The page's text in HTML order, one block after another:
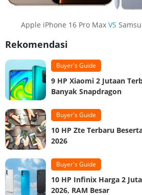
Apple iPhone 16 Pro Max VS
Rekomendasi
Buyer's Guide
9 HP Xiaomi 2 Jutaan
Banyak Snapdragon
Buyer's Guide
10 HP Zte Terbaru
2026
Buyer's Guide
10 HP Infinix Harga 2
2026, RAM Besar